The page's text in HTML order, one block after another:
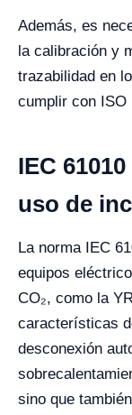
Además, es
la calibración y
trazabilidad en
cumplir con ISO
IEC
uso de
La norma IEC
equipos
CO₂, como la
características
desconexión
sino que